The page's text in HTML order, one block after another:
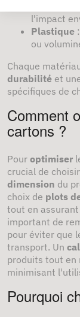
l'impact
Plastique
ou
Chaque
durabilité et
spécifiques de
Comment
cartons ?
Pour optimiser
crucial de
dimension du
choix de plots
tout en assurant
important de
pour éviter que
transport. Un
produits tout en
minimisant
Pourquoi